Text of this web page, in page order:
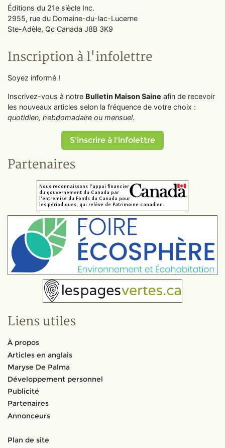
Éditions du 21e siècle Inc.
2955, rue du Domaine-du-lac-Lucerne
Ste-Adèle, Qc Canada J8B 3K9
Inscription à l'infolettre
Soyez informé !
Inscrivez-vous à notre Bulletin Maison Saine afin de recevoir
les nouveaux articles selon la fréquence de votre choix :
quotidien, hebdomadaire ou mensuel.
S'inscrire à l'infolettre
Partenaires
Liens utiles
À propos
Articles en anglais
Maryse De Palma
Développement personnel
Publicité
Partenaires
Annonceurs
Plan de site